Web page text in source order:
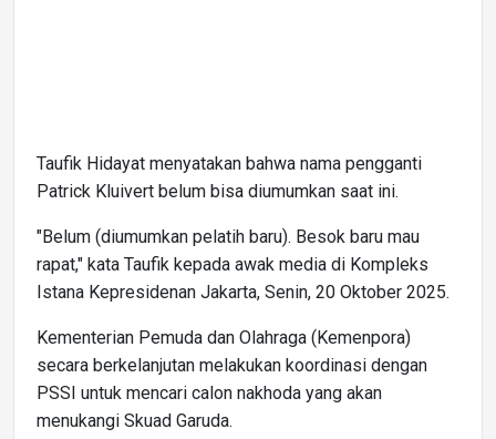
Taufik Hidayat menyatakan bahwa nama pengganti
Patrick Kluivert belum bisa diumumkan saat ini.
"Belum (diumumkan pelatih baru). Besok baru mau
rapat," kata Taufik kepada awak media di Kompleks
Istana Kepresidenan Jakarta, Senin, 20 Oktober 2025.
Kementerian Pemuda dan Olahraga (Kemenpora)
secara berkelanjutan melakukan koordinasi dengan
PSSI untuk mencari calon nakhoda yang akan
menukangi Skuad Garuda.